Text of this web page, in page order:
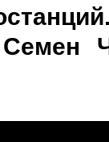
Семен